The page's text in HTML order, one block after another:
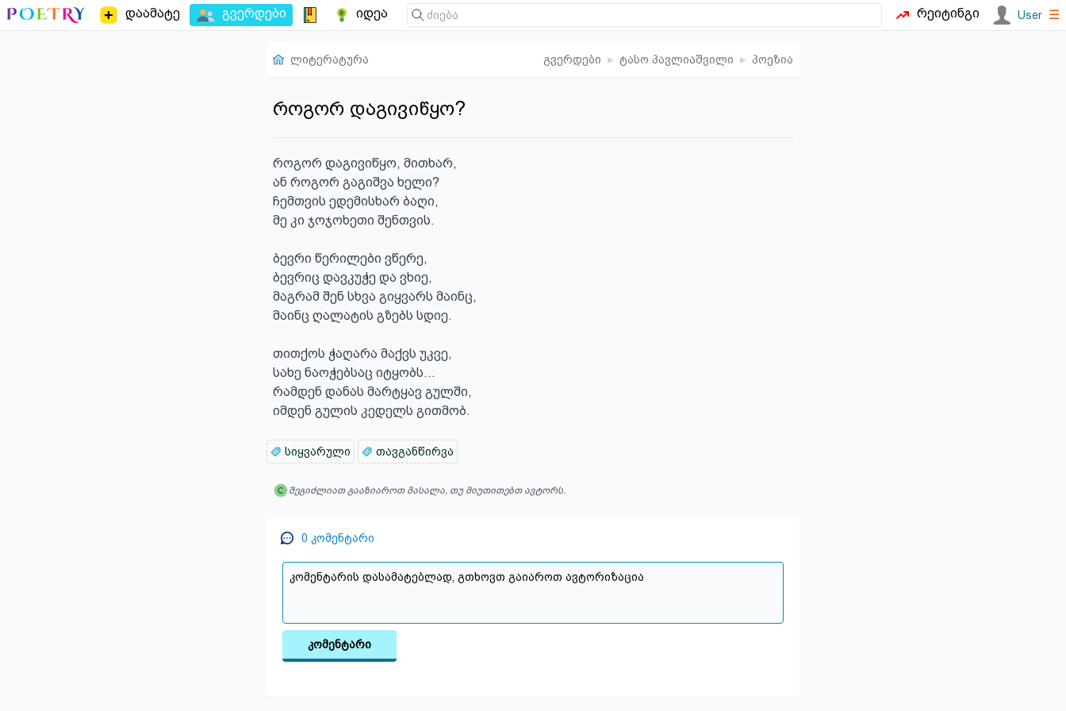
დაამატე გვერდები იდეა რეიტინგი User ☰
ლიტერატურა გვერდები ▸ ტასო პავლიაშვილი ▸ პოეზია
როგორ დაგივიწყო?
როგორ დაგივიწყო, მითხარ,
ან როგორ გაგიშვა ხელი?
ჩემთვის ედემისხარ ბაღი,
მე კი ჯოჯოხეთი შენთვის.
ბევრი წერილები ვწერე,
ბევრიც დავკუჭე და ვხიე,
მაგრამ შენ სხვა გიყვარს მაინც,
მაინც ღალატის გზებს სდიე.
თითქოს ჭაღარა მაქვს უკვე,
სახე ნაოჭებსაც იტყობს…
რამდენ დანას მარტყავ გულში,
იმდენ გულის კედელს გითმობ.
სიყვარული თავგანწირვა
შეგიძლიათ გააზიაროთ მასალა, თუ მიუთითებთ ავტორს.
0 კომენტარი
კომენტარი